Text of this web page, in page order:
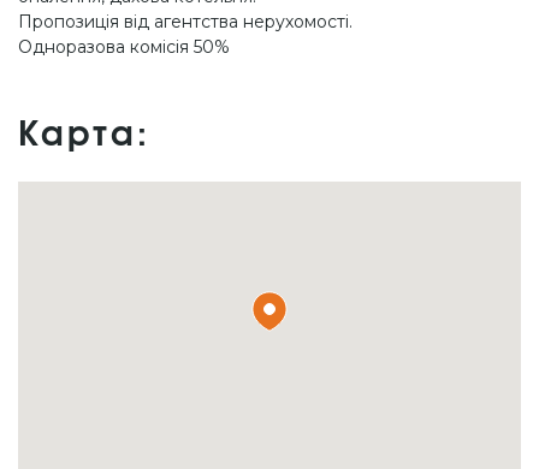
Пропозиція від агентства нерухомості.
Одноразова комісія 50%
Карта: